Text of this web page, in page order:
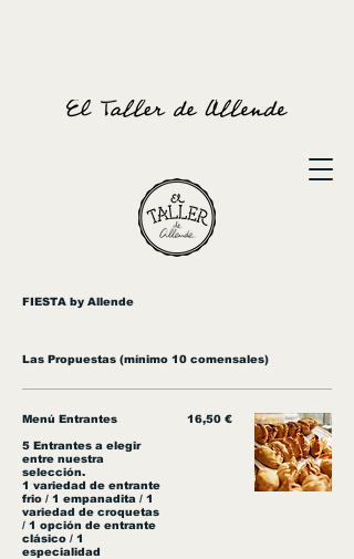
FIESTA by Allende
Las Propuestas (mínimo 10 comensales)
Menú Entrantes
5 Entrantes a elegir
entre nuestra
selección.
1 variedad de entrante
frio / 1 empanadita / 1
variedad de croquetas
/ 1 opción de entrante
clásico / 1
especialidad
16,50 €